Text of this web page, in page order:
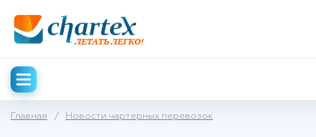
Главная / Новости чартерных перевозок